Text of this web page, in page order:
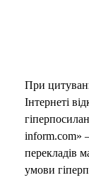
При
Інтернеті
inform.com»
перекладів
умови